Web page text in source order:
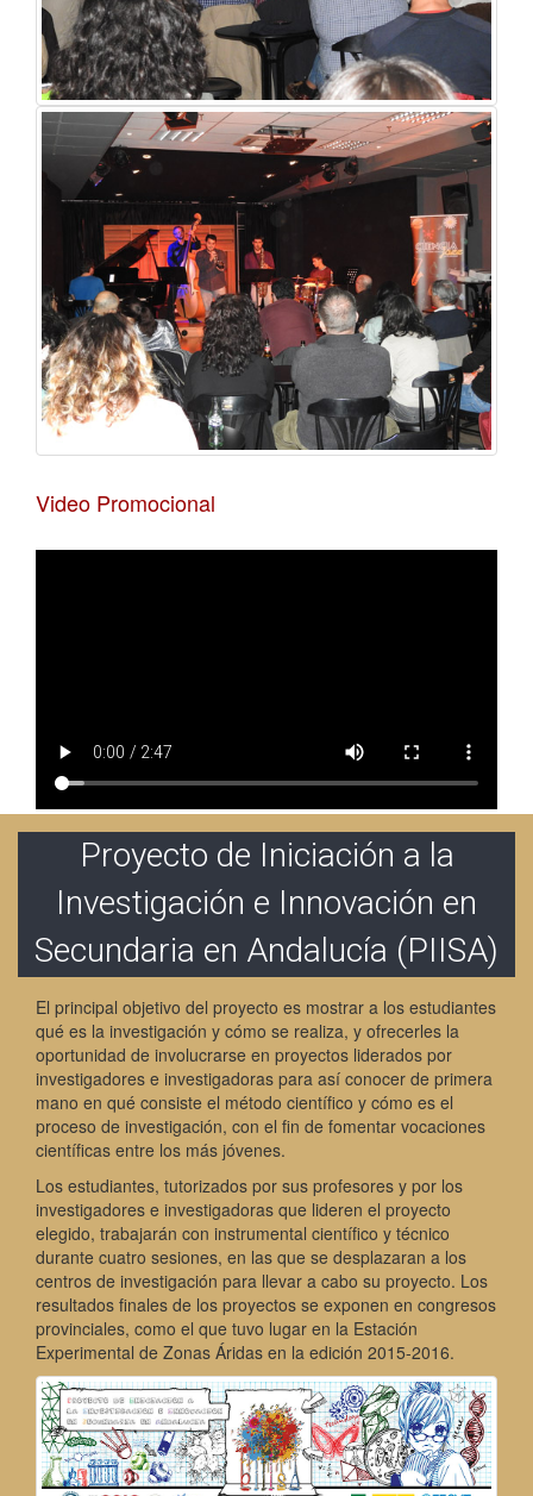
Video Promocional
Proyecto de Iniciación a la
Investigación e Innovación en
Secundaria en Andalucía (PIISA)
El principal objetivo del proyecto es mostrar a los estudiantes
qué es la investigación y cómo se realiza, y ofrecerles la
oportunidad de involucrarse en proyectos liderados por
investigadores e investigadoras para así conocer de primera
mano en qué consiste el método científico y cómo es el
proceso de investigación, con el fin de fomentar vocaciones
científicas entre los más jóvenes.
Los estudiantes, tutorizados por sus profesores y por los
investigadores e investigadoras que lideren el proyecto
elegido, trabajarán con instrumental científico y técnico
durante cuatro sesiones, en las que se desplazaran a los
centros de investigación para llevar a cabo su proyecto. Los
resultados finales de los proyectos se exponen en congresos
provinciales, como el que tuvo lugar en la Estación
Experimental de Zonas Áridas en la edición 2015-2016.